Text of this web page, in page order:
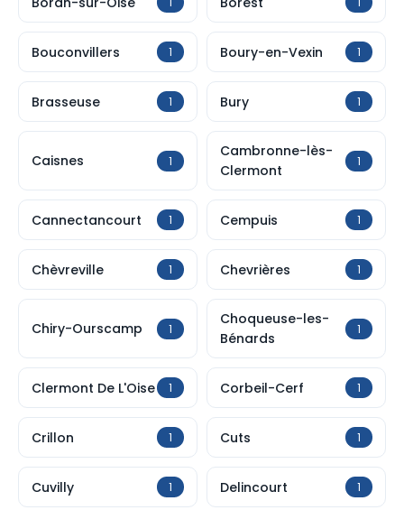
Bouconvillers 1 Boury-en-Vexin 1
Brasseuse 1 Bury 1
Caisnes 1
Cambronne-lès-
Clermont
1
Cannectancourt 1 Cempuis 1
Chèvreville 1 Chevrières 1
Chiry-Ourscamp 1
Choqueuse-les-
Bénards
1
Clermont De L'Oise 1 Corbeil-Cerf 1
Crillon 1 Cuts 1
Cuvilly 1 Delincourt 1